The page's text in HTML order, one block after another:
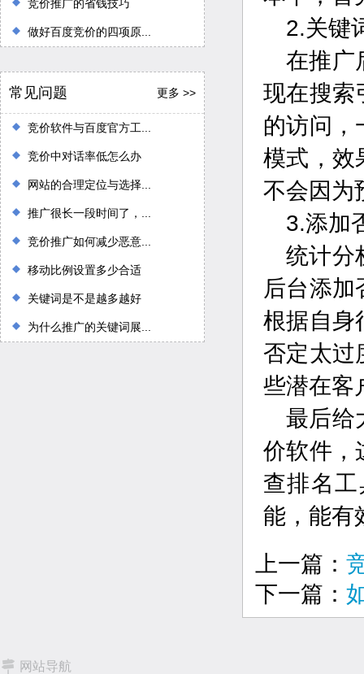
竞价推广的省钱技巧
做好百度竞价的四项原...
常见问题 更多 >>
竞价软件与百度官方工...
竞价中对话率低怎么办
网站的合理定位与选择...
推广很长一段时间了，...
竞价推广如何减少恶意...
移动比例设置多少合适
关键词是不是越多越好
为什么推广的关键词展...
2.关键
在推广
现在搜索
的访问，
模式，效
不会因为
3.添加
统计分
后台添
根据自身
否定太过
些潜在客
最后给
价软件，
查排名
能，能有
上一篇：
下一篇：
网站导航